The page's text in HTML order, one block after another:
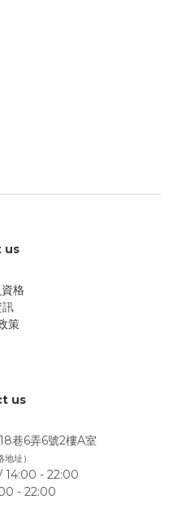
us
格
訊
策
us
巷6弄6號2樓A室
地址）
14:00 - 22:00
- 22:00